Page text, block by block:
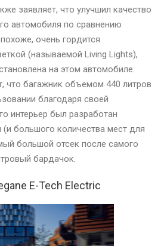
заявляет, что улучшил качество
автомобиля по сравнению
очень гордится
(называемой Living Lights),
на этом автомобиле.
что багажник объемом 440 литров
благодаря своей
интерьер был разработан
(и большого количества мест для
большой отсек после самого
бардачок.
E-Tech Electric